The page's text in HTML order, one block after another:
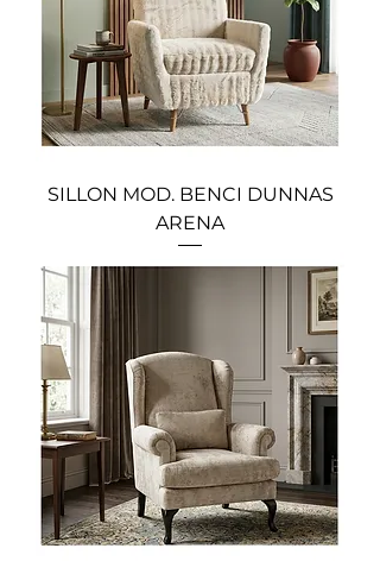
SILLON MOD. BENCI DUNNAS
ARENA